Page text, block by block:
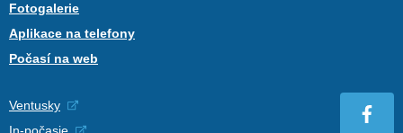
Fotogalerie
Aplikace na telefony
Počasí na web
Ventusky